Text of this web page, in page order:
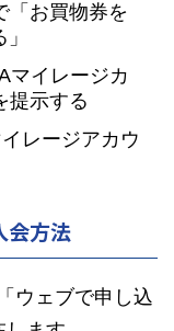
「お買物券を
マイレージカ
提示する
レージアカウ
会方法
ウェブで申し込